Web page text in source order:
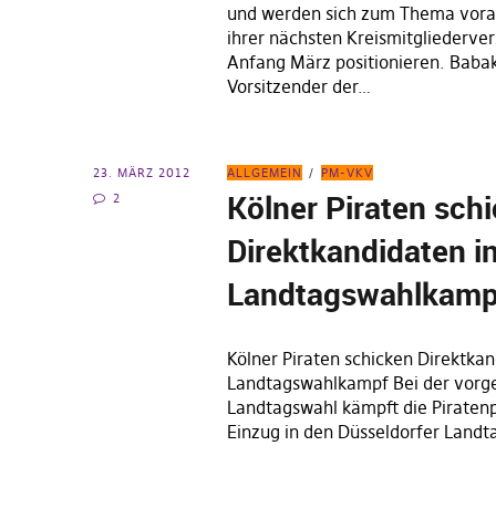
und werden sich zum Thema
ihrer nächsten
Anfang März positionieren.
Vorsitzender der…
23. MÄRZ 2012
2
ALLGEMEIN PM-VKV
Kölner Piraten
Direktkandidaten
Kölner Piraten schicken
Landtagswahlkampf Bei der
Landtagswahl kämpft die
Einzug in den Düsseldorfer